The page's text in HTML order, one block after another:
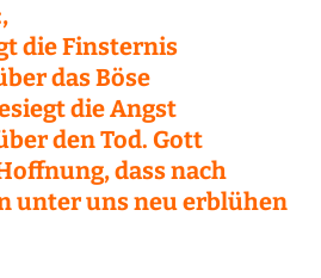
die Finsternis
das Böse
die Angst
den Tod. Gott
dass nach
unter uns neu erblühen